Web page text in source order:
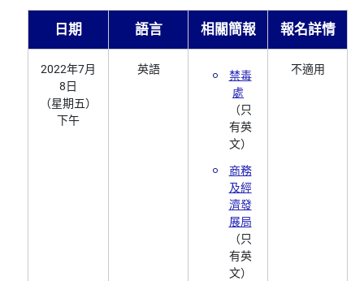
日期 語言 相關簡報 報名詳情
2022年7月
8日
（星期五）
下午
英語
禁毒
處
（只
有英
文）
商務
及經
濟發
展局
（只
有英
文）
不適用